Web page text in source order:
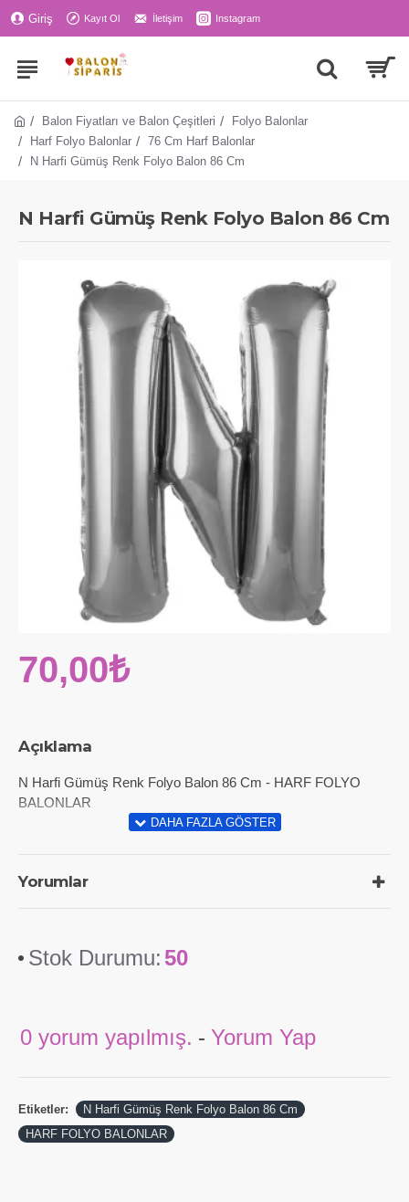
Giriş Kayıt Ol İletişim Instagram
Balon Fiyatları ve Balon Çeşitleri
Folyo Balonlar
Harf Folyo Balonlar
76 Cm Harf Balonlar
N Harfi Gümüş Renk Folyo Balon 86 Cm
N Harfi Gümüş Renk Folyo Balon 86 Cm
Açıklama
N Harfi Gümüş Renk Folyo Balon 86 Cm - HARF FOLYO
BALONLAR
Yorumlar
Stok Durumu: 50
0 yorum yapılmış. - Yorum Yap
70,00₺
Etiketler:
N Harfi Gümüş Renk Folyo Balon 86 Cm
HARF FOLYO BALONLAR